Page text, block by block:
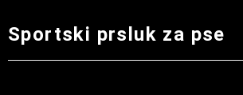
Sportski prsluk za pse